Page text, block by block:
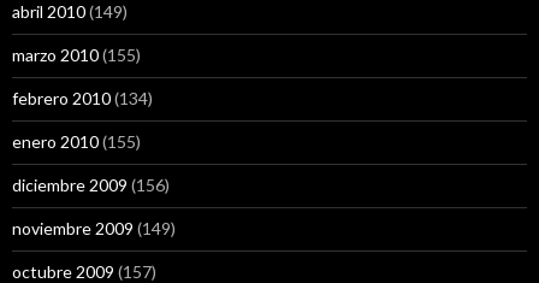
abril 2010(149)
marzo 2010(155)
febrero 2010(134)
enero 2010(155)
diciembre 2009 (156)
noviembre 2009 (149)
octubre 2009 (157)